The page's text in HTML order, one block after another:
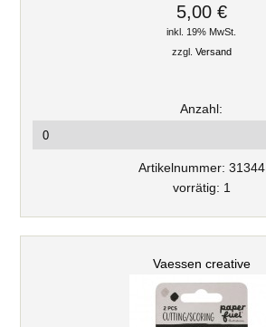
5,00 €
inkl. 19% MwSt.
zzgl. Versand
Artikelnummer: 31344
vorrätig: 1
Vaessen creative